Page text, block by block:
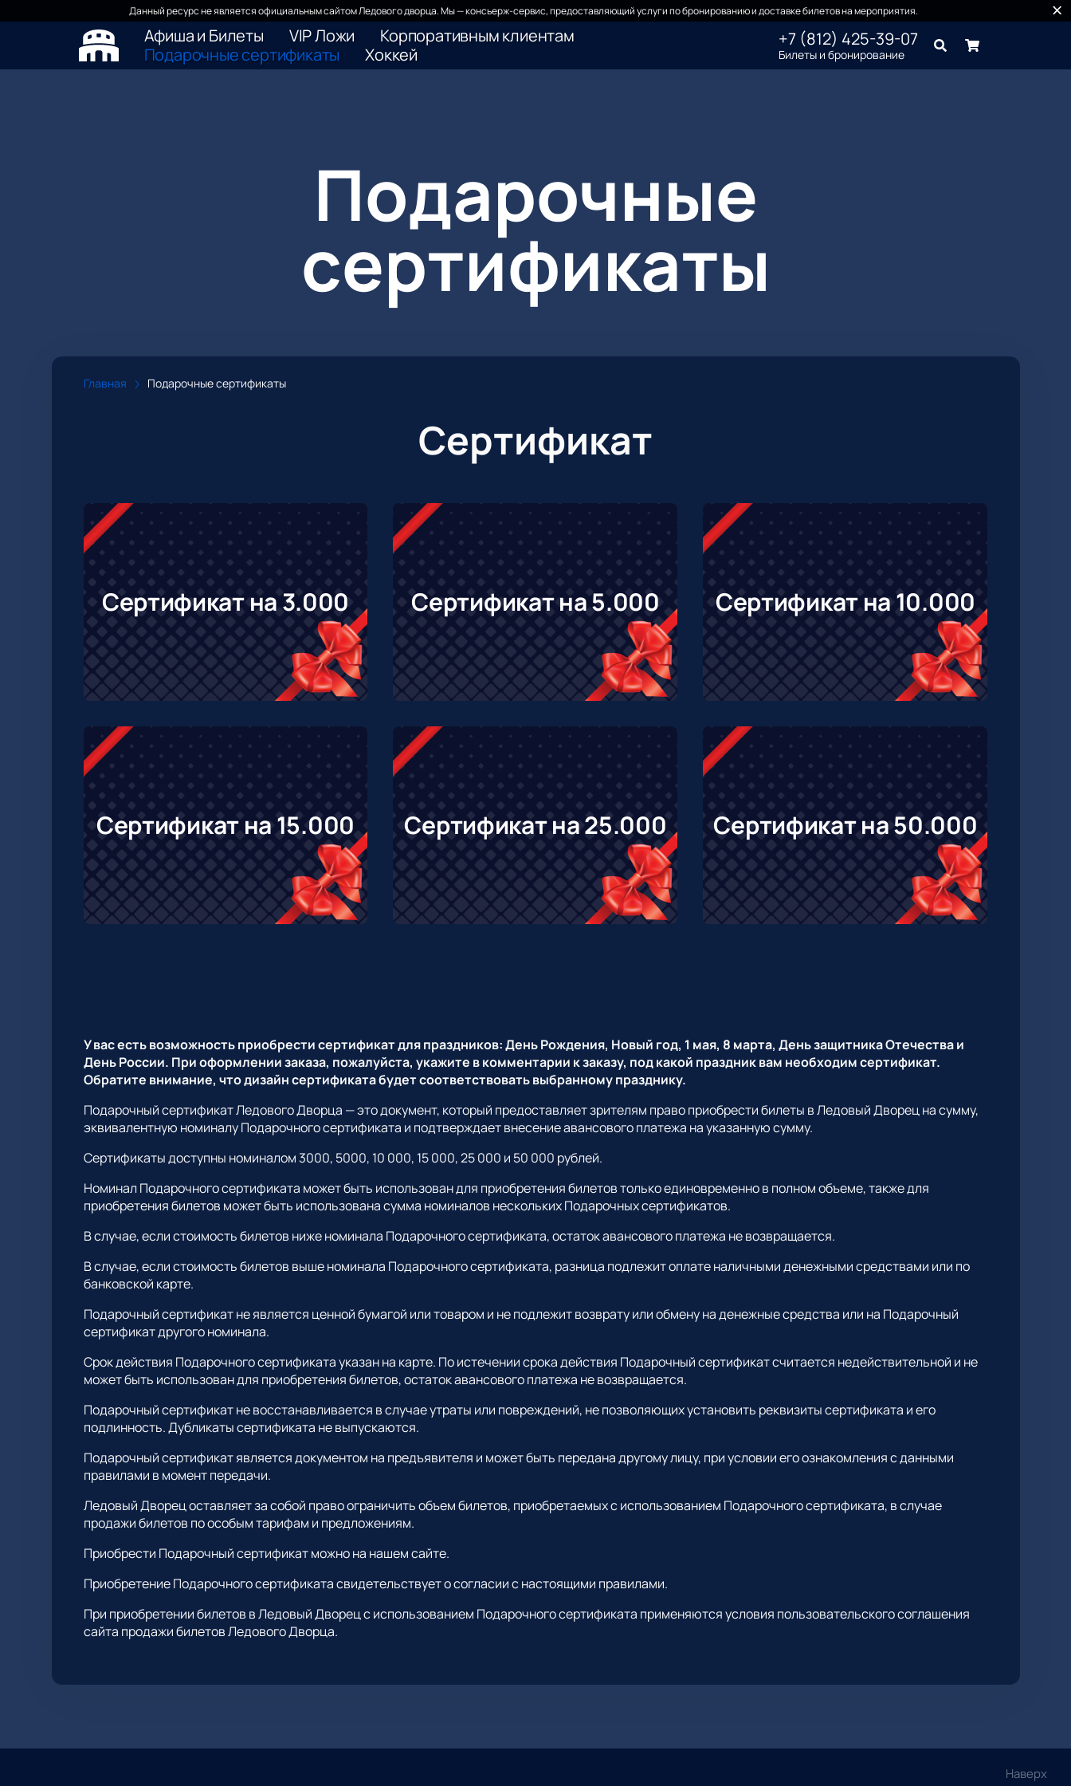
Данный ресурс не является официальным сайтом Ледового дворца. Мы — консьерж-сервис, предоставляющий услуги по бронированию и доставке билетов на мероприятия.
Афиша и Билеты VIP Ложи
Корпоративным клиентам
Подарочные сертификаты
Хоккей
+7 (812) 425-39-07
Билеты и бронирование
Подарочные
сертификаты
Главная Подарочные сертификаты
Сертификат
Сертификат на 3.000 Сертификат на 5.000 Сертификат на 10.000
Сертификат на 15.000 Сертификат на 25.000 Сертификат на 50.000
У вас есть возможность приобрести сертификат для праздников: День Рождения, Новый год, 1 мая, 8 марта, День защитника Отечества и
День России. При оформлении заказа, пожалуйста, укажите в комментарии к заказу, под какой праздник вам необходим сертификат.
Обратите внимание, что дизайн сертификата будет соответствовать выбранному празднику.
Подарочный сертификат Ледового Дворца — это документ, который предоставляет зрителям право приобрести билеты в Ледовый Дворец на сумму,
эквивалентную номиналу Подарочного сертификата и подтверждает внесение авансового платежа на указанную сумму.
Сертификаты доступны номиналом 3000, 5000, 10 000, 15 000, 25 000 и 50 000 рублей.
Номинал Подарочного сертификата может быть использован для приобретения билетов только единовременно в полном объеме, также для
приобретения билетов может быть использована сумма номиналов нескольких Подарочных сертификатов.
В случае, если стоимость билетов ниже номинала Подарочного сертификата, остаток авансового платежа не возвращается.
В случае, если стоимость билетов выше номинала Подарочного сертификата, разница подлежит оплате наличными денежными средствами или по
банковской карте.
Подарочный сертификат не является ценной бумагой или товаром и не подлежит возврату или обмену на денежные средства или на Подарочный
сертификат другого номинала.
Срок действия Подарочного сертификата указан на карте. По истечении срока действия Подарочный сертификат считается недействительной и не
может быть использован для приобретения билетов, остаток авансового платежа не возвращается.
Подарочный сертификат не восстанавливается в случае утраты или повреждений, не позволяющих установить реквизиты сертификата и его
подлинность. Дубликаты сертификата не выпускаются.
Подарочный сертификат является документом на предъявителя и может быть передана другому лицу, при условии его ознакомления с данными
правилами в момент передачи.
Ледовый Дворец оставляет за собой право ограничить объем билетов, приобретаемых с использованием Подарочного сертификата, в случае
продажи билетов по особым тарифам и предложениям.
Приобрести Подарочный сертификат можно на нашем сайте.
Приобретение Подарочного сертификата свидетельствует о согласии с настоящими правилами.
При приобретении билетов в Ледовый Дворец с использованием Подарочного сертификата применяются условия пользовательского соглашения
сайта продажи билетов Ледового Дворца.
Наверх